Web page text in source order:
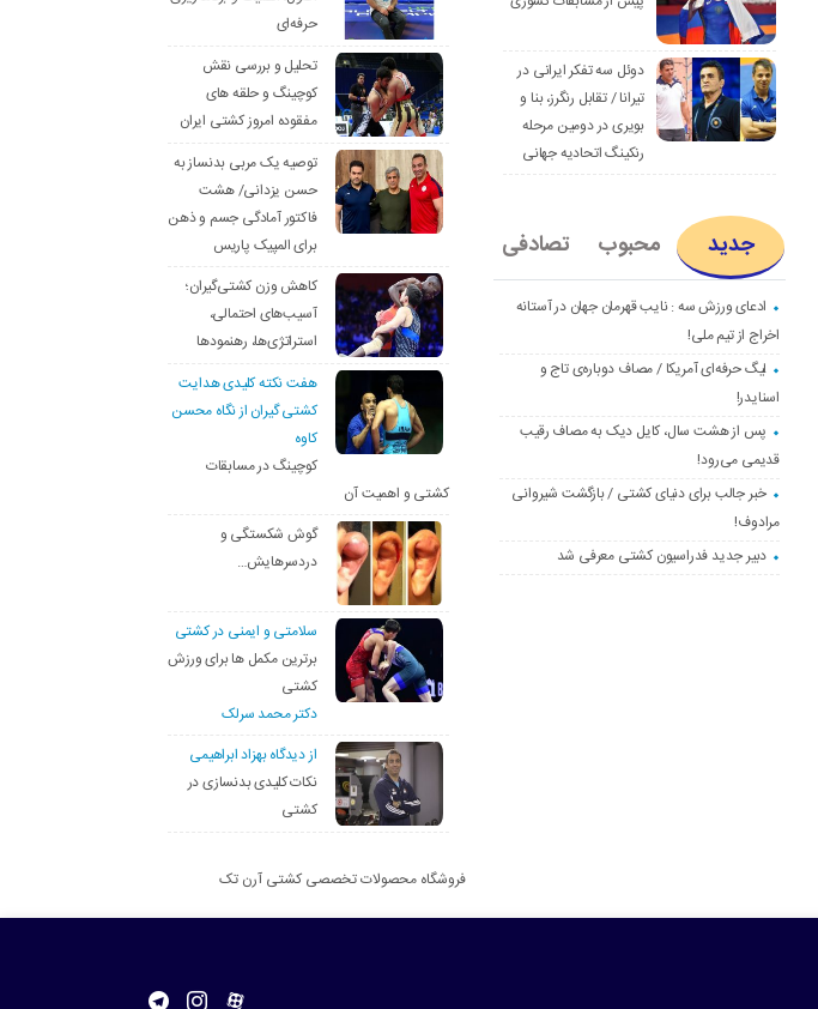
دوئل سه تفکر ایرانی در
تیرانا / تقابل رنگرز، بنا و
بویری در دومین مرحله
رنکینگ اتحادیه جهانی
جدید محبوب تصادفی
ادعای ورزش سه : نایب قهرمان جهان در آستانه
اخراج از تیم ملی!
لیگ حرفه‌ای آمریکا / مصاف دوباره‌ی تاج و
اسنایدر!
پس از هشت سال، کایل دیک به مصاف رقیب
قدیمی می‌رود!
خبر جالب برای دنیای کشتی / بازگشت شیروانی
مرادوف!
دبیر جدید فدراسیون کشتی معرفی شد
حرفه‌ای
تحلیل و بررسی نقش
کوچینگ و حلقه های
مفقوده امروز کشتی ایران
توصیه یک مربی بدنساز به
حسن یزدانی/ هشت
فاکتور آمادگی جسم و ذهن
برای المپیک پاریس
کاهش وزن کشتی‌گیران؛
آسیب‌های احتمالی،
استراتژی‌ها، رهنمودها
هفت نکته کلیدی هدایت
کشتی گیران از نگاه محسن
کاوه
کوچینگ در مسابقات
کشتی و اهمیت آن
گوش شکستگی و
دردسرهایش…
سلامتی و ایمنی در کشتی
برترین مکمل ها برای ورزش
کشتی
دکتر محمد سرلک
از دیدگاه بهزاد ابراهیمی
نکات کلیدی بدنسازی در
کشتی
فروشگاه محصولات تخصصی کشتی آرن تک